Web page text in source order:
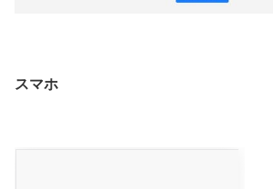
スマホ